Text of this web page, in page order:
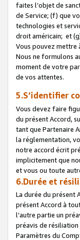
faites l’objet de
de Service; (f) que
technologies et
droit américain; et
Vous pouvez mettre
Nous ne formulons
moment de votre
de vos attentes.
5.S’identifier
Vous devez faire
du présent Accord,
tant que Partenaire
la réglementation,
notre accord écrit
implicitement que
et vous ou toute
6.Durée et
La durée du présent
présent Accord à
l’autre partie un
préavis de
Paramètres du